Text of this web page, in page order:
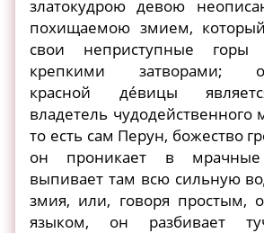
златокудрою девою
похищаемою змием,
свои неприступные горы
крепкими затворами;
красной де́вицы
владетель чудодейственного
то есть сам Перун, божество
он проникает в мрачные
выпивает там всю сильную
змия, или, говоря простым,
языком, он разбивает